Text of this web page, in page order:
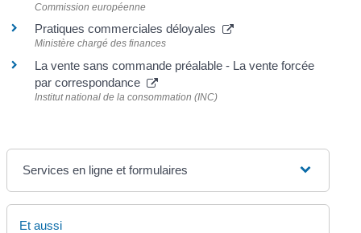
Commission européenne
Pratiques commerciales déloyales
Ministère chargé des finances
La vente sans commande préalable - La vente forcée
par correspondance
Institut national de la consommation (INC)
Services en ligne et formulaires
Et aussi